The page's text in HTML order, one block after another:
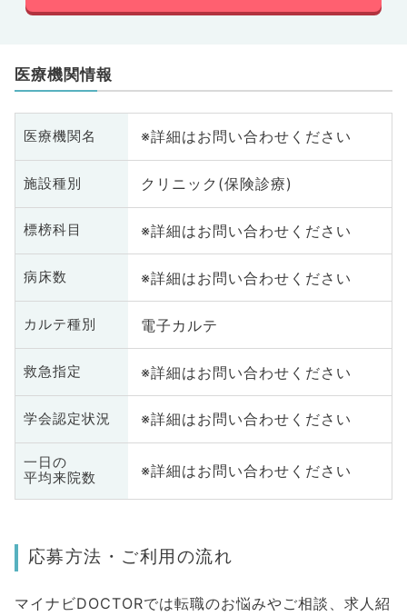
医療機関情報
医療機関名 ※詳細はお問い合わせください
施設種別 クリニック(保険診療)
標榜科目 ※詳細はお問い合わせください
病床数 ※詳細はお問い合わせください
カルテ種別 電子カルテ
救急指定 ※詳細はお問い合わせください
学会認定状況 ※詳細はお問い合わせください
一日の
平均来院数
※詳細はお問い合わせください
応募方法・ご利用の流れ
マイナビDOCTORでは転職のお悩みやご相談、求人紹